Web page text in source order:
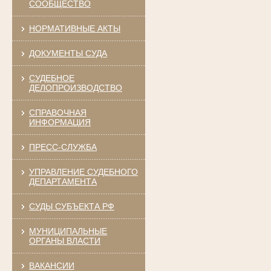
СООБЩЕСТВО
НОРМАТИВНЫЕ АКТЫ
ДОКУМЕНТЫ СУДА
СУДЕБНОЕ
ДЕЛОПРОИЗВОДСТВО
СПРАВОЧНАЯ
ИНФОРМАЦИЯ
ПРЕСС-СЛУЖБА
УПРАВЛЕНИЕ СУДЕБНОГО
ДЕПАРТАМЕНТА
СУДЫ СУБЪЕКТА РФ
МУНИЦИПАЛЬНЫЕ
ОРГАНЫ ВЛАСТИ
ВАКАНСИИ